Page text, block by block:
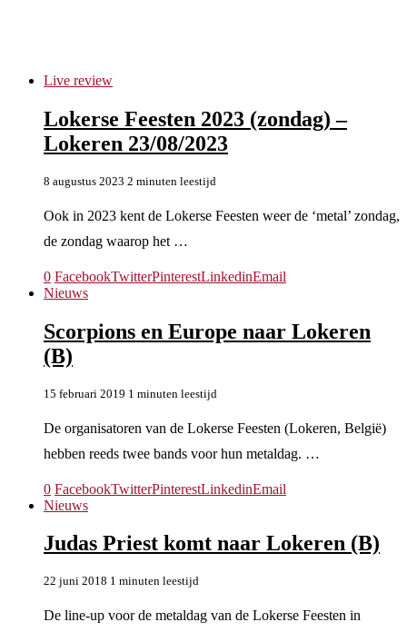
Live review
Lokerse Feesten 2023 (zondag) –
Lokeren 23/08/2023
8 augustus 2023 2 minuten leestijd
Ook in 2023 kent de Lokerse Feesten weer de ‘metal’ zondag,
de zondag waarop het …
0 FacebookTwitterPinterestLinkedinEmail
Nieuws
Scorpions en Europe naar Lokeren
(B)
15 februari 2019 1 minuten leestijd
De organisatoren van de Lokerse Feesten (Lokeren, België)
hebben reeds twee bands voor hun metaldag. …
0 FacebookTwitterPinterestLinkedinEmail
Nieuws
Judas Priest komt naar Lokeren (B)
22 juni 2018 1 minuten leestijd
De line-up voor de metaldag van de Lokerse Feesten in